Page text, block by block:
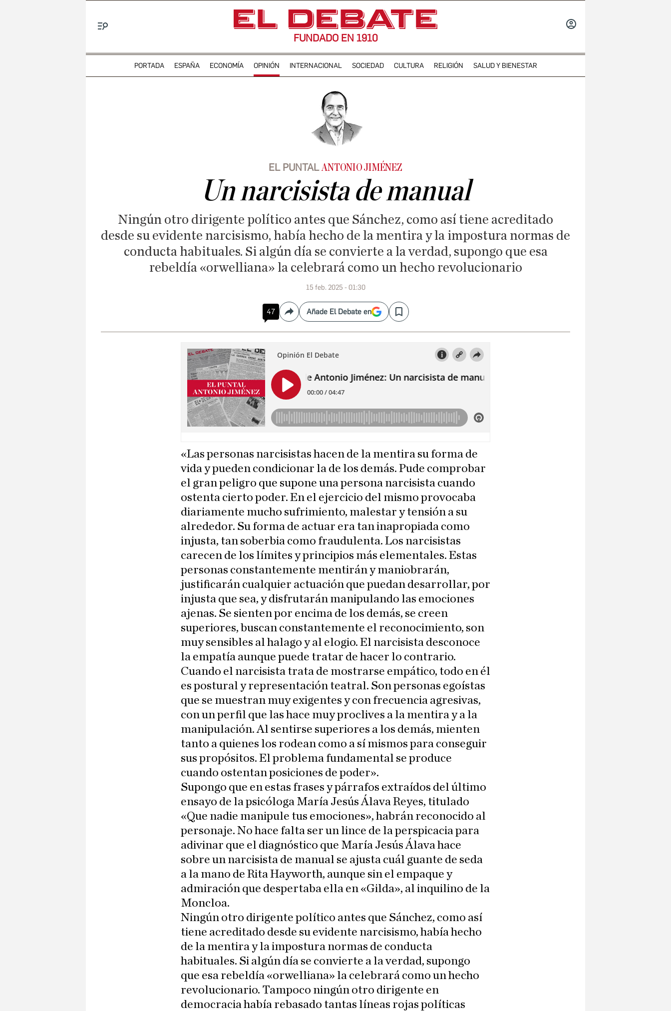
FUNDADO EN 1910
PORTADA ESPAÑA ECONOMÍA OPINIÓN INTERNACIONAL SOCIEDAD CULTURA RELIGIÓN SALUD Y BIENESTAR
EL PUNTAL ANTONIO JIMÉNEZ
Un narcisista de manual
Ningún otro dirigente político antes que Sánchez, como así tiene acreditado
desde su evidente narcisismo, había hecho de la mentira y la impostura normas de
conducta habituales. Si algún día se convierte a la verdad, supongo que esa
rebeldía «orwelliana» la celebrará como un hecho revolucionario
15 feb. 2025 - 01:30
47 CompartirAñade El Debate en Save
«Las personas narcisistas hacen de la mentira su forma de
vida y pueden condicionar la de los demás. Pude comprobar
el gran peligro que supone una persona narcisista cuando
ostenta cierto poder. En el ejercicio del mismo provocaba
diariamente mucho sufrimiento, malestar y tensión a su
alrededor. Su forma de actuar era tan inapropiada como
injusta, tan soberbia como fraudulenta. Los narcisistas
carecen de los límites y principios más elementales. Estas
personas constantemente mentirán y maniobrarán,
justificarán cualquier actuación que puedan desarrollar, por
injusta que sea, y disfrutarán manipulando las emociones
ajenas. Se sienten por encima de los demás, se creen
superiores, buscan constantemente el reconocimiento, son
muy sensibles al halago y al elogio. El narcisista desconoce
la empatía aunque puede tratar de hacer lo contrario.
Cuando el narcisista trata de mostrarse empático, todo en él
es postural y representación teatral. Son personas egoístas
que se muestran muy exigentes y con frecuencia agresivas,
con un perfil que las hace muy proclives a la mentira y a la
manipulación. Al sentirse superiores a los demás, mienten
tanto a quienes los rodean como a sí mismos para conseguir
sus propósitos. El problema fundamental se produce
cuando ostentan posiciones de poder».
Supongo que en estas frases y párrafos extraídos del último
ensayo de la psicóloga María Jesús Álava Reyes, titulado
«Que nadie manipule tus emociones», habrán reconocido al
personaje. No hace falta ser un lince de la perspicacia para
adivinar que el diagnóstico que María Jesús Álava hace
sobre un narcisista de manual se ajusta cuál guante de seda
a la mano de Rita Hayworth, aunque sin el empaque y
admiración que despertaba ella en «Gilda», al inquilino de la
Moncloa.
Ningún otro dirigente político antes que Sánchez, como así
tiene acreditado desde su evidente narcisismo, había hecho
de la mentira y la impostura normas de conducta
habituales. Si algún día se convierte a la verdad, supongo
que esa rebeldía «orwelliana» la celebrará como un hecho
revolucionario. Tampoco ningún otro dirigente en
democracia había rebasado tantas líneas rojas políticas